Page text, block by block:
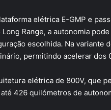
elétrica E-GMP e
Range, a autonomia
escolhida. Na variante
permitindo acelerar dos
elétrica de 800V, que
426 quilómetros de